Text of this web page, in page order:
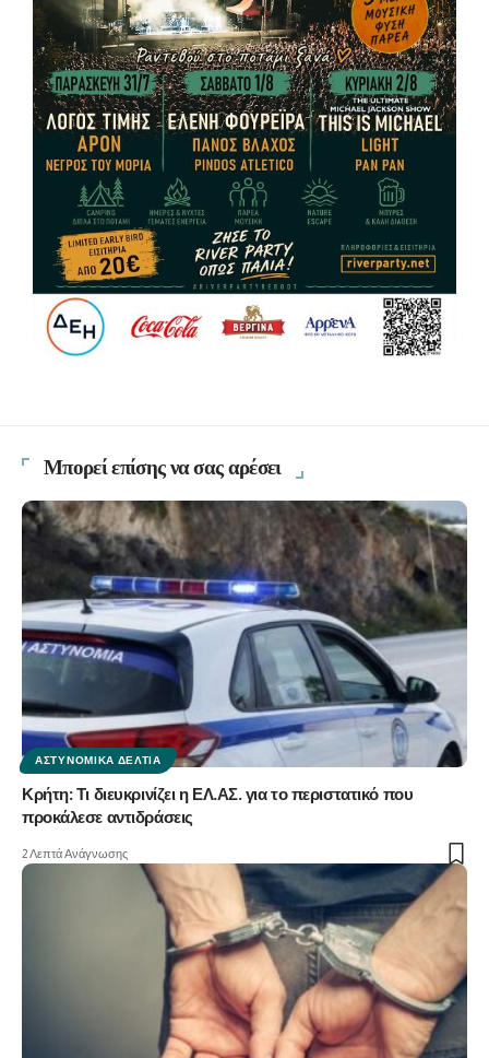
Μπορεί επίσης να σας αρέσει
ΑΣΤΥΝΟΜΙΚΆ ΔΕΛΤΊΑ
Κρήτη: Τι διευκρινίζει η ΕΛ.ΑΣ. για το περιστατικό που
προκάλεσε αντιδράσεις
2 Λεπτά Ανάγνωσης